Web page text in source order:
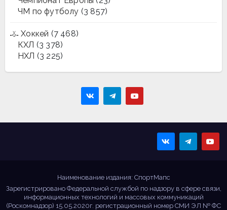
ЧМ по футболу (3 857)
Хоккей (7 468)
КХЛ (3 378)
НХЛ (3 225)
Наименование издания: СпортМапс
Зарегистрировано Федеральной службой по надзору в сфере связи,
информационных технологий и массовых коммуникаций
(Роскомнадзор) 15.05.2020г. регистрационный номер СМИ ЭЛ № ФС